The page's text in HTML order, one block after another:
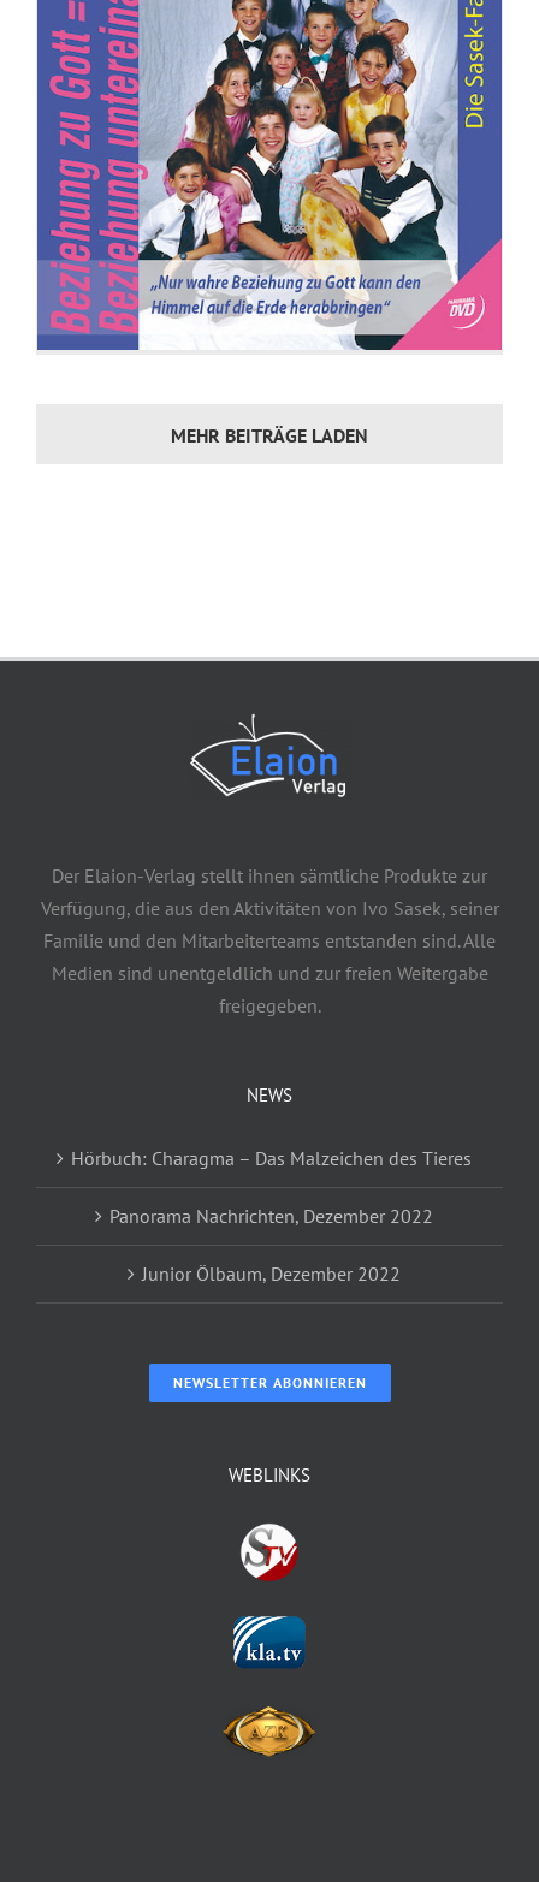
MEHR BEITRÄGE LADEN
Der Elaion-Verlag stellt ihnen sämtliche Produkte zur
Verfügung, die aus den Aktivitäten von Ivo Sasek, seiner
Familie und den Mitarbeiterteams entstanden sind. Alle
Medien sind unentgeldlich und zur freien Weitergabe
freigegeben.
NEWS
Hörbuch: Charagma – Das Malzeichen des Tieres
Panorama Nachrichten, Dezember 2022
Junior Ölbaum, Dezember 2022
NEWSLETTER ABONNIEREN
WEBLINKS